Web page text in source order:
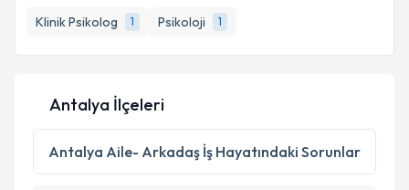
Klinik Psikolog
1 Psikoloji 1
Antalya İlçeleri
Antalya Aile- Arkadaş İş Hayatındaki Sorunlar